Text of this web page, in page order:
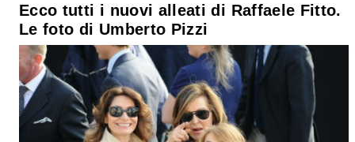
Ecco tutti i nuovi alleati di Raffaele Fitto.
Le foto di Umberto Pizzi